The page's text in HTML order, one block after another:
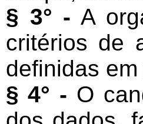
§ 3° - A
critérios de
definidas
§ 4° - O